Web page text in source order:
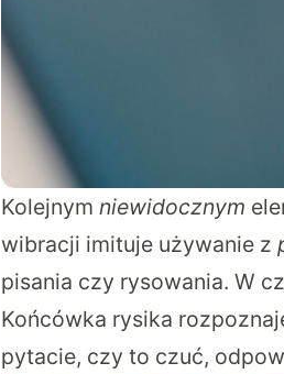
Kolejnym niewidocznym
wibracji imituje używanie z
pisania czy rysowania. W
Końcówka rysika
pytacie, czy to czuć,